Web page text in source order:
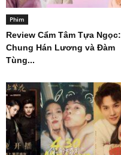
Phim
Review Cẩm Tâm Tựa Ngọc:
Chung Hán Lương và Đàm
Tùng...